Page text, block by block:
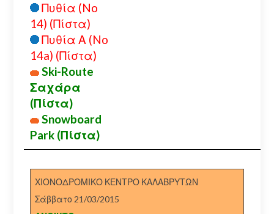
Πυθία (No
14) (Πίστα)
Πυθία Α (No
14a) (Πίστα)
Ski-Route
Σαχάρα
(Πίστα)
Snowboard
Park (Πίστα)
ΧΙΟΝΟΔΡΟΜΙΚΟ ΚΕΝΤΡΟ ΚΑΛΑΒΡΥΤΩΝ
Σάββατο 21/03/2015